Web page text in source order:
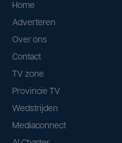
Home
Adverteren
Over ons
Contact
TV zone
Provincie TV
Wedstrijden
Mediaconnect